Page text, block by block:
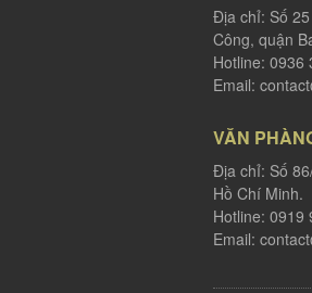
Địa chỉ: Số
Công, quận
Hotline: 0936
Email:
VĂN
Địa chỉ: Số
Hồ Chí Minh.
Hotline: 0919
Email: